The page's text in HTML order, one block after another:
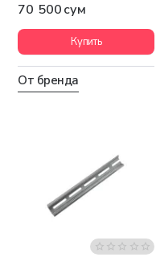
70 500 сум
Купить
От бренда